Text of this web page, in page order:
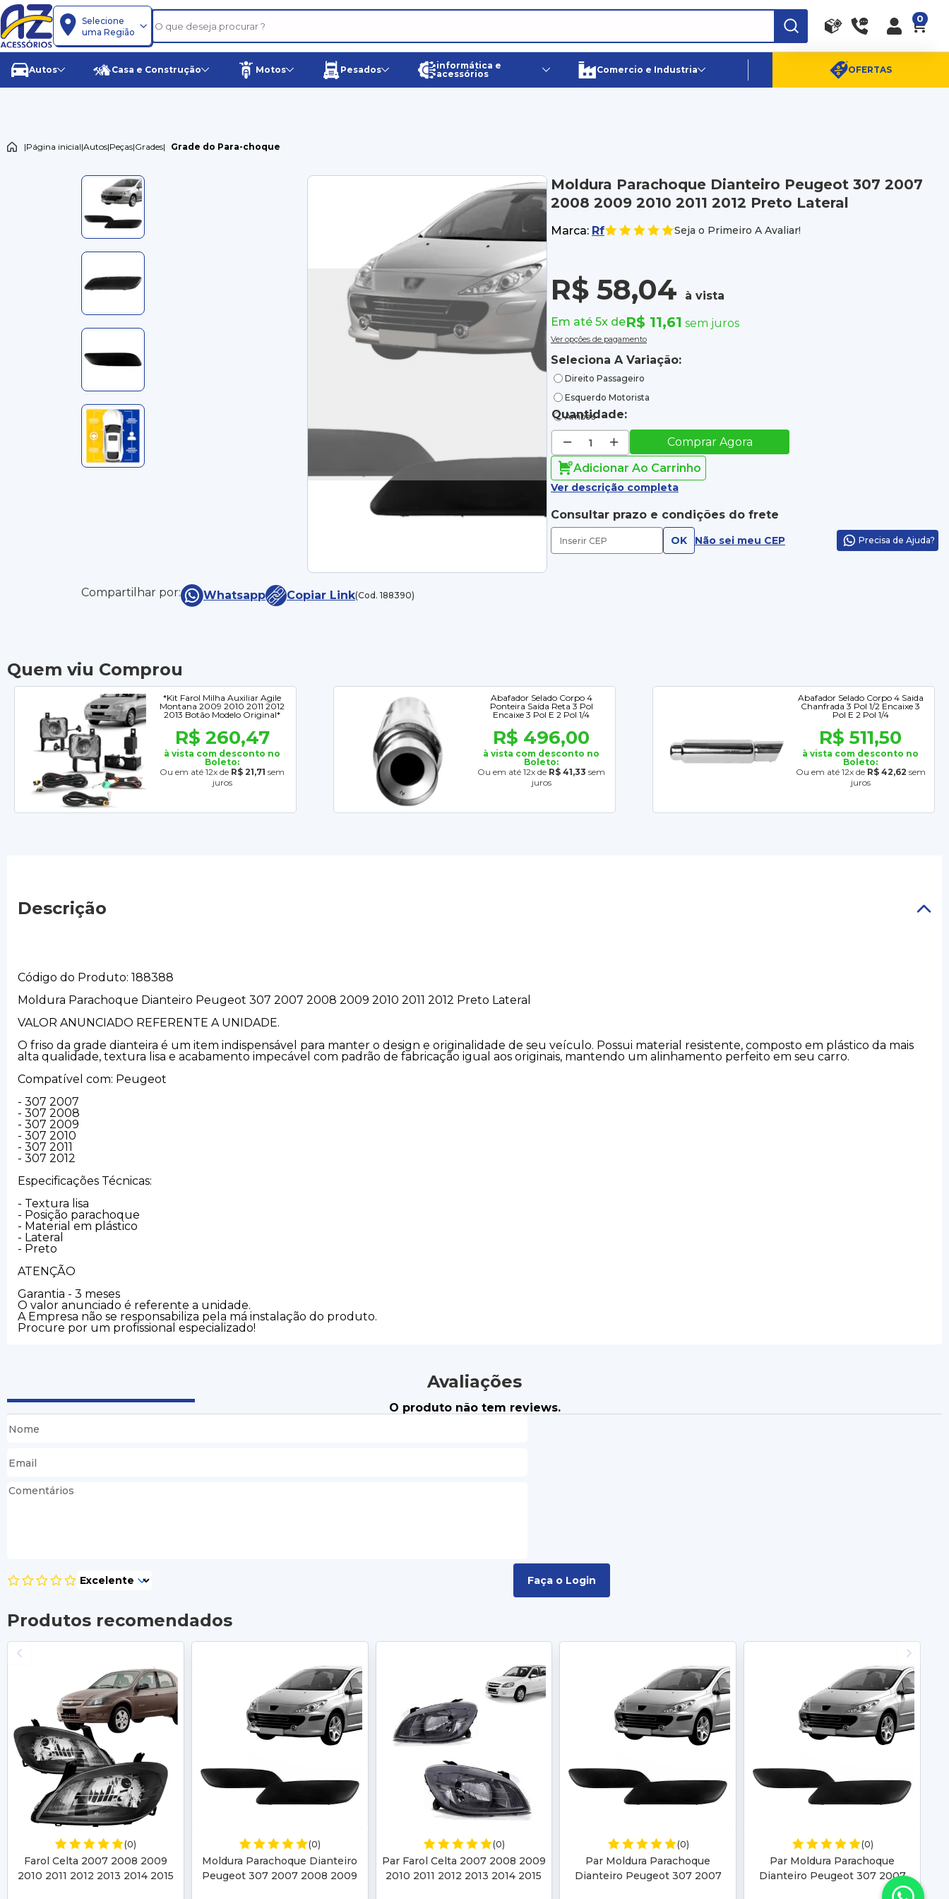
Selecione
uma Região
Canais de Atendimento
(11) 96359-6656
SAC:(11) 4003-0880
0
Autos Casa e Construção Motos Pesados
informática e
acessórios
Comercio e Industria OFERTAS
|Página inicial|Autos|Peças|Grades| Grade do Para-choque
Compartilhar por: Whatsapp Copiar Link(Cod. 188390)
Moldura Parachoque Dianteiro Peugeot 307 2007
2008 2009 2010 2011 2012 Preto Lateral
Marca: Rf Seja o Primeiro A Avaliar!
R$ 58,04
à vista
Em até 5x deR$ 11,61 sem juros
Ver opções de pagamento
Seleciona A Variação:
Direito Passageiro
Esquerdo Motorista
Ambos
Quantidade:
Comprar Agora
Adicionar Ao Carrinho
Ver descrição completa
Consultar prazo e condições do frete
OK Não sei meu CEP Precisa de Ajuda?
Quem viu Comprou
*Kit Farol Milha Auxiliar Agile
Montana 2009 2010 2011 2012
2013 Botão Modelo Original*
R$ 260,47
à vista com desconto no
Boleto:
Ou em até 12x de R$ 21,71 sem
juros
Abafador Selado Corpo 4
Ponteira Saída Reta 3 Pol
Encaixe 3 Pol E 2 Pol 1/4
R$ 496,00
à vista com desconto no
Boleto:
Ou em até 12x de R$ 41,33 sem
juros
Abafador Selado Corpo 4 Saida
Chanfrada 3 Pol 1/2 Encaixe 3
Pol E 2 Pol 1/4
R$ 511,50
à vista com desconto no
Boleto:
Ou em até 12x de R$ 42,62 sem
juros
Descrição
Código do Produto: 188388
Moldura Parachoque Dianteiro Peugeot 307 2007 2008 2009 2010 2011 2012 Preto Lateral
VALOR ANUNCIADO REFERENTE A UNIDADE.
O friso da grade dianteira é um item indispensável para manter o design e originalidade de seu veículo. Possui material resistente, composto em plástico da mais
alta qualidade, textura lisa e acabamento impecável com padrão de fabricação igual aos originais, mantendo um alinhamento perfeito em seu carro.
Compatível com: Peugeot
- 307 2007
- 307 2008
- 307 2009
- 307 2010
- 307 2011
- 307 2012
Especificações Técnicas:
- Textura lisa
- Posição parachoque
- Material em plástico
- Lateral
- Preto
ATENÇÃO
Garantia - 3 meses
O valor anunciado é referente a unidade.
A Empresa não se responsabiliza pela má instalação do produto.
Procure por um profissional especializado!
Avaliações
O produto não tem reviews.
Faça o Login
Produtos recomendados
(0)
Farol Celta 2007 2008 2009
2010 2011 2012 2013 2014 2015
(0)
Moldura Parachoque Dianteiro
Peugeot 307 2007 2008 2009
(0)
Par Farol Celta 2007 2008 2009
2010 2011 2012 2013 2014 2015
(0)
Par Moldura Parachoque
Dianteiro Peugeot 307 2007
(0)
Par Moldura Parachoque
Dianteiro Peugeot 307 2007
2008 2009 2010 2011 2012